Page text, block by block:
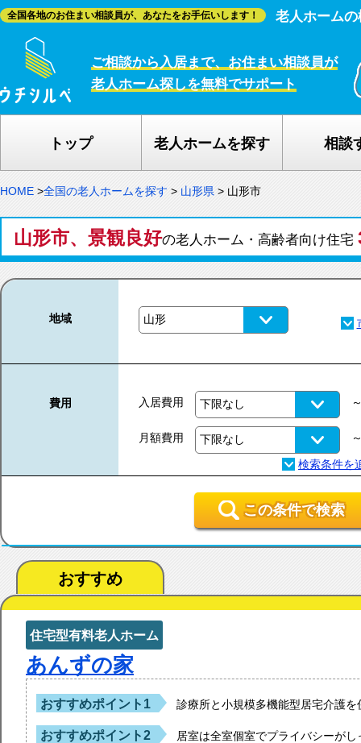
全国各地のお住まい相談員が、あなたをお手伝いします！ 老人ホーム
ご相談から入居まで、お住まい相談員が
老人ホーム探しを無料でサポート
トップ 老人ホームを探す 相談
HOME >全国の老人ホームを探す > 山形県 > 山形市
山形市、景観良好の老人ホーム・高齢者向け住宅
地域
費用 入居費用
月額費用
この条件で検索
おすすめ
住宅型有料老人ホーム
あんずの家
おすすめポイント1 診療所と小規模多機能型居宅介護を
おすすめポイント2 居室は全室個室でプライバシーが